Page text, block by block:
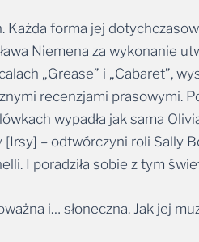
Każda forma jej
Niemena za wykonanie
„Grease” i „Cabaret”,
recenzjami prasowymi.
wypadła jak sama
– odtwórczyni roli Sally
I poradziła sobie z tym
i… słoneczna. Jak jej